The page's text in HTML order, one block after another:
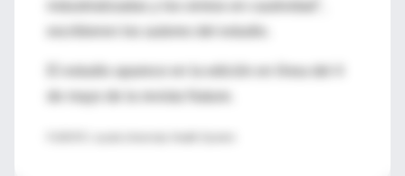
El estudio aparece en la edición en línea del 4
de mayo de la revista Nature.